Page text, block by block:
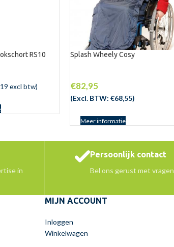
RS10
excl btw)
Splash Wheely Cosy
€82,95
(Excl. BTW: €68,55)
Meer informatie
in
Persoonlijk contact
Bel ons gerust met vragen
MIJN ACCOUNT
Inloggen
Winkelwagen